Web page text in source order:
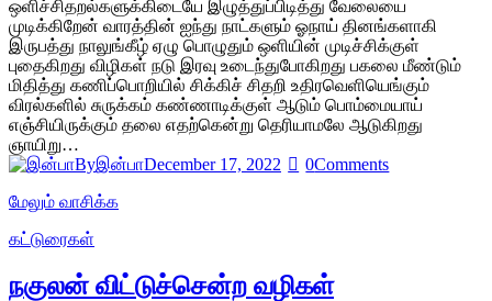
ஒளிச்சிதறல்களுக்கிடையே இழுத்துப்பிடித்து வேலையை
முடிக்கிறேன் வாரத்தின் ஐந்து நாட்களும் ஓநாய் தினங்களாகி
இருபத்து நாலுங்கீழ் ஏழு பொழுதும் ஒளியின் முடிச்சிக்குள்
புதைகிறது விழிகள் நடு இரவு உடைந்துபோகிறது பகலை மீண்டும்
மிதித்து கணிப்பொறியில் சிக்கிச் சிதறி உதிரவெளியெங்கும்
விரல்களில் சுருக்கம் கண்ணாடிக்குள் ஆடும் பொம்மையாய்
எஞ்சியிருக்கும் தலை எதற்கென்று தெரியாமலே ஆடுகிறது
ஞாயிறு…
Byஇன்பாDecember 17, 2022 0Comments
மேலும் வாசிக்க
கட்டுரைகள்
நகுலன் விட்டுச்சென்ற வழிகள்